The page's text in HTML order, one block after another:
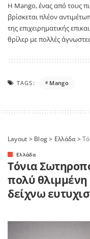
Η Mango, ένας από τους
βρίσκεται πλέον
της επιχειρηματικής
θρίλερ με πολλές
TAGS: Mango
Layout > Blog> Ελλάδα>
Ελλάδα
Τόνια
πολύ θλιμμένη
δείχνω